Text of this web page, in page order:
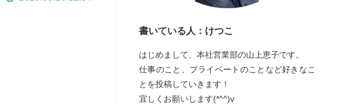
書いている人：けつこ
はじめまして、本社営業部の山上恵子です。
仕事のこと、プライベートのことなど好きなこ
とを投稿していきます！
宜しくお願いします(*^^)v